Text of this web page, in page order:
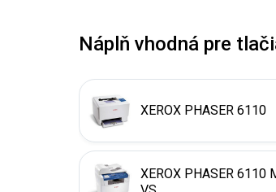
Náplň vhodná pre
XEROX PHASER 6110
XEROX PHASER 6110